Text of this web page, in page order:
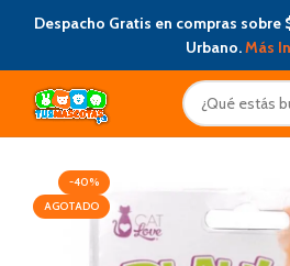
Despacho Gratis en compras
Urbano.Más
-40%
AGOTADO